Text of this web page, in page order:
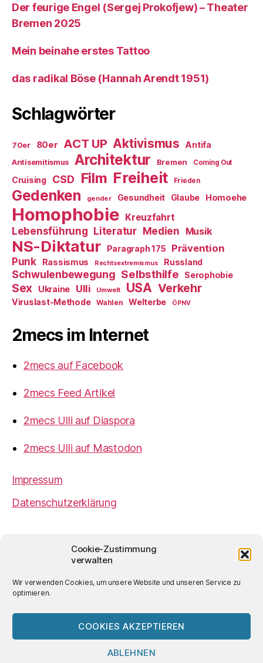
Cookie-Zustimmung
verwalten
Wir verwenden Cookies, um unsere Website und unseren Service zu
optimieren.
COOKIES AKZEPTIEREN
ABLEHNEN
Der feurige Engel (Sergej Prokofjew) – Theater
Bremen 2025
Mein beinahe erstes Tattoo
das radikal Böse (Hannah Arendt 1951)
Schlagwörter
70er 80er ACT UP Aktivismus Antifa
Antisemitismus Architektur Bremen Coming Out
Cruising CSD Film Freiheit Frieden
Gedenken gender Gesundheit Glaube Homoehe
Homophobie Kreuzfahrt
Lebensführung Literatur Medien Musik
NS-Diktatur Paragraph 175
Prävention
Punk
Rassismus Rechtsextremismus Russland
Schwulenbewegung Selbsthilfe Serophobie
Sex Ukraine Ulli Umwelt USA Verkehr
Viruslast-Methode Wahlen Welterbe ÖPNV
2mecs im Internet
2mecs auf Facebook
2mecs Feed Artikel
2mecs Ulli auf Diaspora
2mecs Ulli auf Mastodon
Impressum
Datenschutzerklärung
Ulrich Würdemannist sofern nicht
anders angegeben lizenziert unter einer
Creative
Lizenz.